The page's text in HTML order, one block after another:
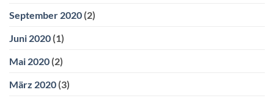
September 2020 (2)
Juni 2020 (1)
Mai 2020 (2)
März 2020 (3)